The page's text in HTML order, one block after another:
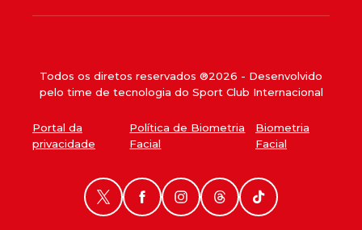
Todos os diretos reservados ®2026 - Desenvolvido
pelo time de tecnologia do Sport Club Internacional
Portal da
privacidade
Política de Biometria
Facial
Biometria
Facial